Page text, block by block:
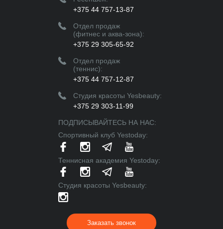
+375 44 757-13-87
Отдел продаж
(фитнес и аква-зона):
+375 29 305-65-92
Отдел продаж
(теннис):
+375 44 757-12-87
Студия красоты Yesbeauty:
+375 29 303-11-99
ПОДПИСЫВАЙТЕСЬ НА НАС:
Спортивный клуб Yestoday:
Теннисная академия Yestoday:
Cтудия красоты Yesbeauty:
Заказать звонок